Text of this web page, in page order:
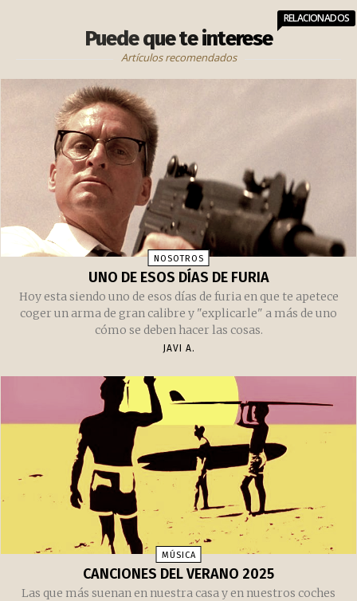
Puede que te interese
RELACIONADOS
Artículos recomendados
NOSOTROS
UNO DE ESOS DÍAS DE FURIA
Hoy esta siendo uno de esos días de furia en que te apetece
coger un arma de gran calibre y "explicarle" a más de uno
cómo se deben hacer las cosas.
JAVI A.
MÚSICA
CANCIONES DEL VERANO 2025
Las que más suenan en nuestra casa y en nuestros coches